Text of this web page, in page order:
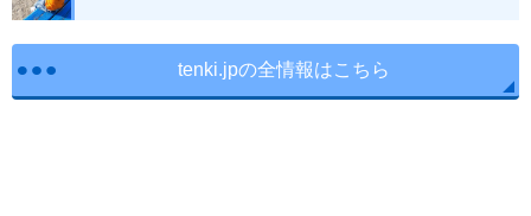
tenki.jpの全情報はこちら